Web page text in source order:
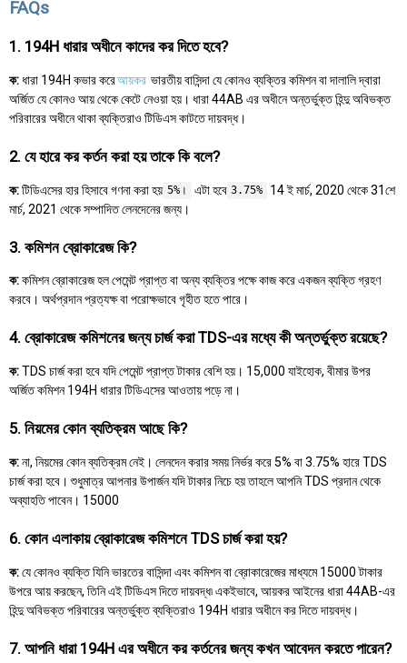
FAQs
1. 194H ধারার অধীনে কাদের কর দিতে হবে?
ক:ধারা 194H কভার করেআয়কর ভারতীয় বাসিন্দা যে কোনও ব্যক্তির কমিশন বা দালালি দ্বারা
অর্জিত যে কোনও আয় থেকে কেটে নেওয়া হয়। ধারা 44AB এর অধীনে অন্তর্ভুক্ত হিন্দু অবিভক্ত
পরিবারের অধীনে থাকা ব্যক্তিরাও টিডিএস কাটতে দায়বদ্ধ।
2. যে হারে কর কর্তন করা হয় তাকে কি বলে?
ক:টিডিএসের হার হিসাবে গণনা করা হয় 5%। এটা হবে 3.75%
14 ই মার্চ, 2020 থেকে 31শে
মার্চ, 2021 থেকে সম্পাদিত লেনদেনের জন্য।
3. কমিশন ব্রোকারেজ কি?
ক:কমিশন ব্রোকারেজ হল পেমেন্ট প্রাপ্ত বা অন্য ব্যক্তির পক্ষে কাজ করে একজন ব্যক্তি গ্রহণ
করবে। অর্থপ্রদান প্রত্যক্ষ বা পরোক্ষভাবে গৃহীত হতে পারে।
4. ব্রোকারেজ কমিশনের জন্য চার্জ করা TDS-এর মধ্যে কী অন্তর্ভুক্ত রয়েছে?
ক:TDS চার্জ করা হবে যদি পেমেন্ট প্রাপ্ত টাকার বেশি হয়। 15,000 যাইহোক, বীমার উপর
অর্জিত কমিশন 194H ধারার টিডিএসের আওতায় পড়ে না।
5. নিয়মের কোন ব্যতিক্রম আছে কি?
ক:না, নিয়মের কোন ব্যতিক্রম নেই। লেনদেন করার সময় নির্ভর করে 5% বা 3.75% হারে TDS
চার্জ করা হবে। শুধুমাত্র আপনার উপার্জন যদি টাকার নিচে হয় তাহলে আপনি TDS প্রদান থেকে
অব্যাহতি পাবেন। 15000
6. কোন এলাকায় ব্রোকারেজ কমিশনে TDS চার্জ করা হয়?
ক:যে কোনও ব্যক্তি যিনি ভারতের বাসিন্দা এবং কমিশন বা ব্রোকারেজের মাধ্যমে 15000 টাকার
উপরে আয় করছেন, তিনি এই টিডিএস দিতে দায়বদ্ধ৷ একইভাবে, আয়কর আইনের ধারা 44AB-এর
হিন্দু অবিভক্ত পরিবারের অন্তর্ভুক্ত ব্যক্তিরাও 194H ধারার অধীনে কর দিতে দায়বদ্ধ।
7. আপনি ধারা 194H এর অধীনে কর কর্তনের জন্য কখন আবেদন করতে পারেন?